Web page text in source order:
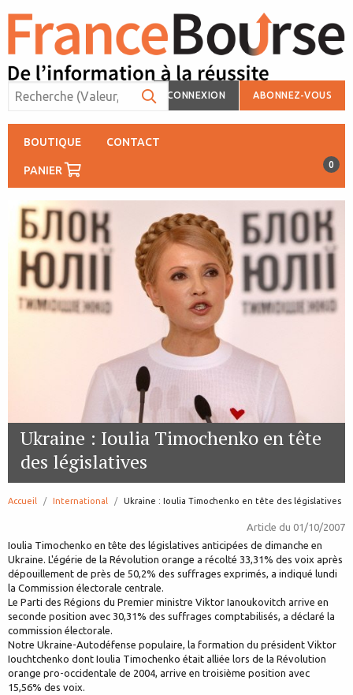
CONNEXION ABONNEZ-VOUS
BOUTIQUE CONTACT
PANIER 0
Ukraine : Ioulia Timochenko en tête
des législatives
Accueil International page:
Ukraine : Ioulia Timochenko en tête des législatives
Article du 01/10/2007
Ioulia Timochenko en tête des législatives anticipées de dimanche en
Ukraine. L'égérie de la Révolution orange a récolté 33,31% des voix après
dépouillement de près de 50,2% des suffrages exprimés, a indiqué lundi
la Commission électorale centrale.
Le Parti des Régions du Premier ministre Viktor Ianoukovitch arrive en
seconde position avec 30,31% des suffrages comptabilisés, a déclaré la
commission électorale.
Notre Ukraine-Autodéfense populaire, la formation du président Viktor
Iouchtchenko dont Ioulia Timochenko était alliée lors de la Révolution
orange pro-occidentale de 2004, arrive en troisième position avec
15,56% des voix.